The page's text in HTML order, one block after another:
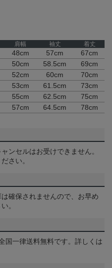
肩幅 袖丈 着丈
48cm 57cm
67cm
50cm 58.5cm
69cm
52cm 60cm
70cm
53cm 61.5cm
73cm
55cm 62.5cm
75cm
57cm 64.5cm 78cm
ンセルはお受けできません。
さい。
確保されませんので、お早め
。
国一律送料無料です。詳しくは